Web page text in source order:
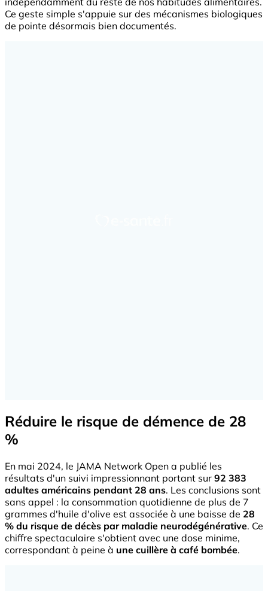
Ce geste simple s'appuie sur des mécanismes biologiques
de pointe désormais bien documentés.
Réduire le risque de démence de 28
%
En mai 2024, le JAMA Network Open a publié les
résultats d'un suivi impressionnant portant sur 92 383
adultes américains pendant 28 ans. Les conclusions sont
sans appel : la consommation quotidienne de plus de 7
grammes d'huile d'olive est associée à une baisse de 28
% du risque de décès par maladie neurodégénérative. Ce
chiffre spectaculaire s'obtient avec une dose minime,
correspondant à peine à une cuillère à café bombée.